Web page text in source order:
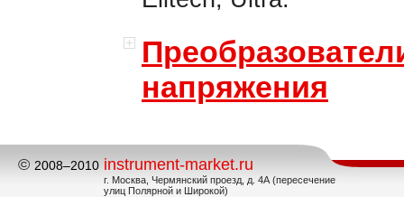
напряжения
© 2008–2010 instrument-market.ru
г. Москва, Чермянский проезд, д. 4А (пересечение
улиц Полярной и Широкой)